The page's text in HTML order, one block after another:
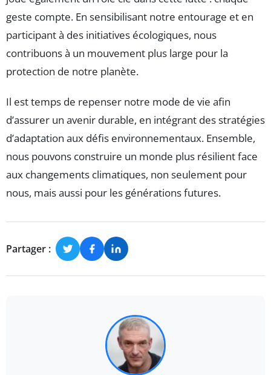
geste compte. En sensibilisant notre entourage et en
participant à des initiatives écologiques, nous
contribuons à un mouvement plus large pour la
protection de notre planète.
Il est temps de repenser notre mode de vie afin
d’assurer un avenir durable, en intégrant des stratégies
d’adaptation aux défis environnementaux. Ensemble,
nous pouvons construire un monde plus résilient face
aux changements climatiques, non seulement pour
nous, mais aussi pour les générations futures.
Partager :